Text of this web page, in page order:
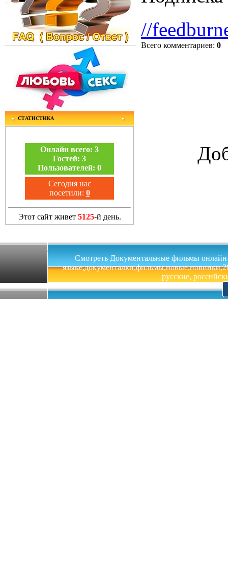
СТАТИСТИКА
Онлайн всего: 3
Гостей: 3
Пользователей: 0
Сегодня нас
посетили: 0
Этот сайт живет 5125-й день.
//
Всего комментариев: 0
Смотреть Документальные фильмы онлайн
русские,